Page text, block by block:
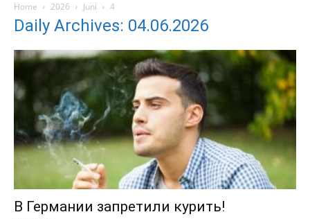
Home 2026 Juni 4
Daily Archives: 04.06.2026
В Германии запретили курить!